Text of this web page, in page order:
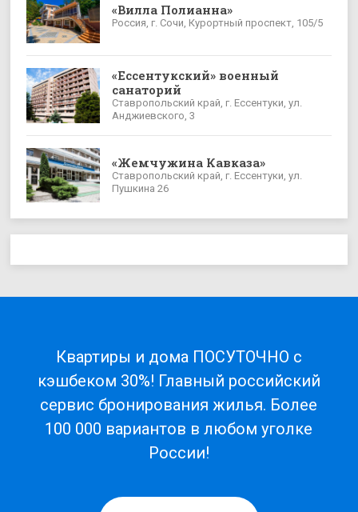
«Вилла Полианна»
Россия, г. Сочи, Курортный проспект, 105/5
«Ессентукский» военный
санаторий
Ставропольский край, г. Ессентуки, ул.
Анджиевского, 3
«Жемчужина Кавказа»
Ставропольский край, г. Ессентуки, ул.
Пушкина 26
Квартиры и дома ПОСУТОЧНО с
кэшбеком 30%! Главный российский
сервис бронирования жилья. Более
100 000 вариантов в любом уголке
России!